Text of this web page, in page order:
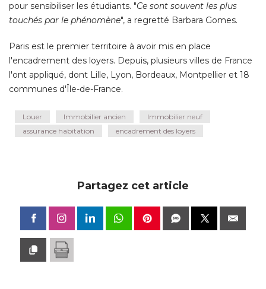
pour sensibiliser les étudiants. "Ce sont souvent les plus
touchés par le phénomène", a regretté Barbara Gomes.
Paris est le premier territoire à avoir mis en place
l'encadrement des loyers. Depuis, plusieurs villes de France
l'ont appliqué, dont Lille, Lyon, Bordeaux, Montpellier et 18
communes d'Île-de-France.
Louer Immobilier ancien
Immobilier neuf
assurance habitation
encadrement des loyers
Partagez cet article